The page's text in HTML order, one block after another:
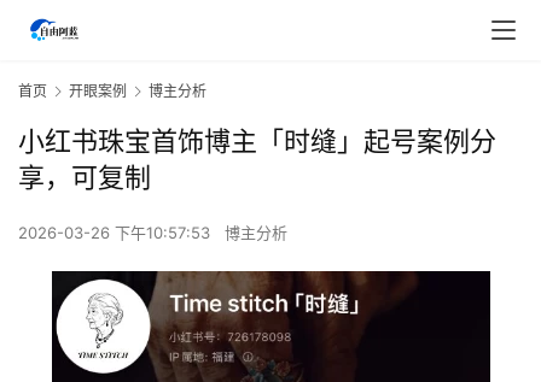
首页 开眼案例 博主分析
小红书珠宝首饰博主「时缝」起号案例分
享，可复制
2026-03-26 下午10:57:53 博主分析